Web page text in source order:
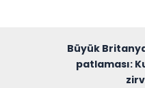
Büyük
patlaması: